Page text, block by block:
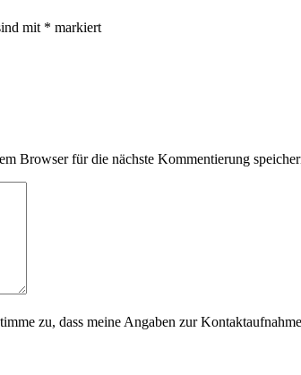
mit * markiert
Browser für die nächste Kommentierung
zu, dass meine Angaben zur